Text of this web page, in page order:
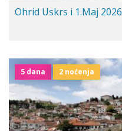
Ohrid Uskrs i 1.Maj 2026
5 dana 2 noćenja